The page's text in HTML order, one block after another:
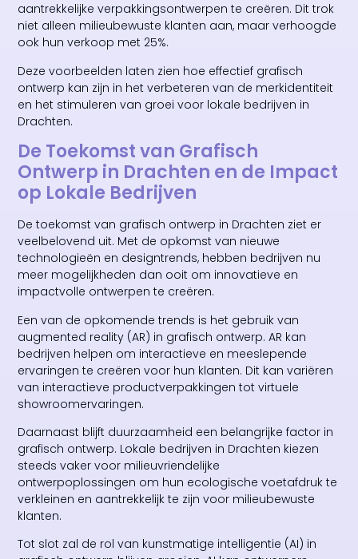
aantrekkelijke verpakkingsontwerpen te creëren. Dit trok
niet alleen milieubewuste klanten aan, maar verhoogde
ook hun verkoop met 25%.
Deze voorbeelden laten zien hoe effectief grafisch
ontwerp kan zijn in het verbeteren van de merkidentiteit
en het stimuleren van groei voor lokale bedrijven in
Drachten.
De Toekomst van Grafisch
Ontwerp in Drachten en de Impact
op Lokale Bedrijven
De toekomst van grafisch ontwerp in Drachten ziet er
veelbelovend uit. Met de opkomst van nieuwe
technologieën en designtrends, hebben bedrijven nu
meer mogelijkheden dan ooit om innovatieve en
impactvolle ontwerpen te creëren.
Een van de opkomende trends is het gebruik van
augmented reality (AR) in grafisch ontwerp. AR kan
bedrijven helpen om interactieve en meeslepende
ervaringen te creëren voor hun klanten. Dit kan variëren
van interactieve productverpakkingen tot virtuele
showroomervaringen.
Daarnaast blijft duurzaamheid een belangrijke factor in
grafisch ontwerp. Lokale bedrijven in Drachten kiezen
steeds vaker voor milieuvriendelijke
ontwerpoplossingen om hun ecologische voetafdruk te
verkleinen en aantrekkelijk te zijn voor milieubewuste
klanten.
Tot slot zal de rol van kunstmatige intelligentie (AI) in